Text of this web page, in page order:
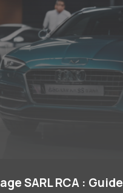
SARL RCA : Guide